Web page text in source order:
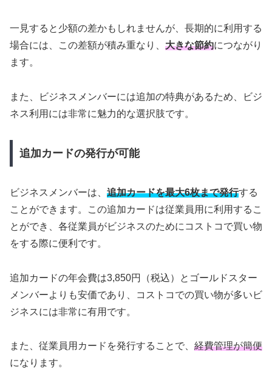
一見すると少額の差かもしれませんが、長期的に利用する
場合には、この差額が積み重なり、 大きな節約につながり
ます。
また、ビジネスメンバーには追加の特典があるため、ビジ
ネス利用には非常に魅力的な選択肢です。
追加カードの発行が可能
ビジネスメンバーは、 追加カードを最大6枚まで発行する
ことができます。この追加カードは従業員用に利用するこ
とができ、各従業員がビジネスのためにコストコで買い物
をする際に便利です。
追加カードの年会費は3,850円（税込）とゴールドスター
メンバーよりも安価であり、コストコでの買い物が多いビ
ジネスには非常に有用です。
また、従業員用カードを発行することで、 経費管理が簡便
になります。